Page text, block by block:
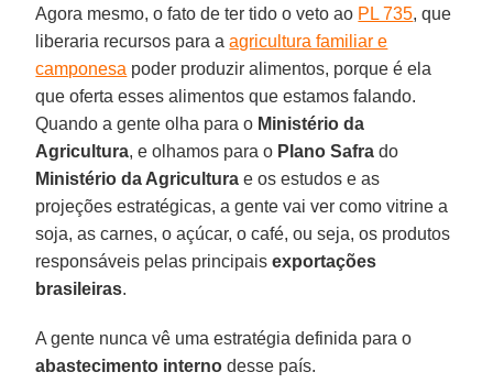
Agora mesmo, o fato de ter tido o veto ao PL 735, que
liberaria recursos para aagricultura familiar e
camponesa poder produzir alimentos, porque é ela
que oferta esses alimentos que estamos falando.
Quando a gente olha para o Ministério da
Agricultura, e olhamos para o Plano Safrado
Ministério da Agriculturae os estudos e as
projeções estratégicas, a gente vai ver como vitrine a
soja, as carnes, o açúcar, o café, ou seja, os produtos
responsáveis pelas principaisexportações
brasileiras.
A gente nunca vê uma estratégia definida para o
abastecimento interno desse país.